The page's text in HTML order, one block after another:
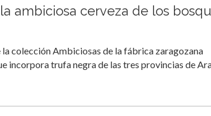
ambiciosa cerveza de los
colección Ambiciosas de la fábrica zaragozana
incorpora trufa negra de las tres provincias de